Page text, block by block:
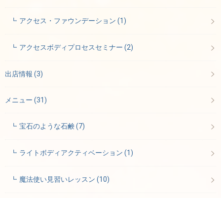
アクセス・ファウンデーション(1)
アクセスボディプロセスセミナー(2)
出店情報 (3)
メニュー (31)
宝石のような石鹸(7)
ライトボディアクティベーション(1)
魔法使い見習いレッスン(10)